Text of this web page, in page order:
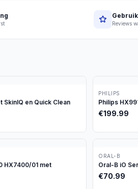
Reviews
SkinIQ en Quick Clean
PHILIPS
Philips
€199.99
HX7400/01 met
ORAL-B
Oral-B iO
€70.99